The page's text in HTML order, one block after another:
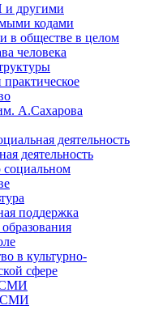
и другими
кодами
в обществе в целом
человека
А.Сахарова
деятельность
деятельность
поддержка
в культурно-
сфере
СМИ
СМИ